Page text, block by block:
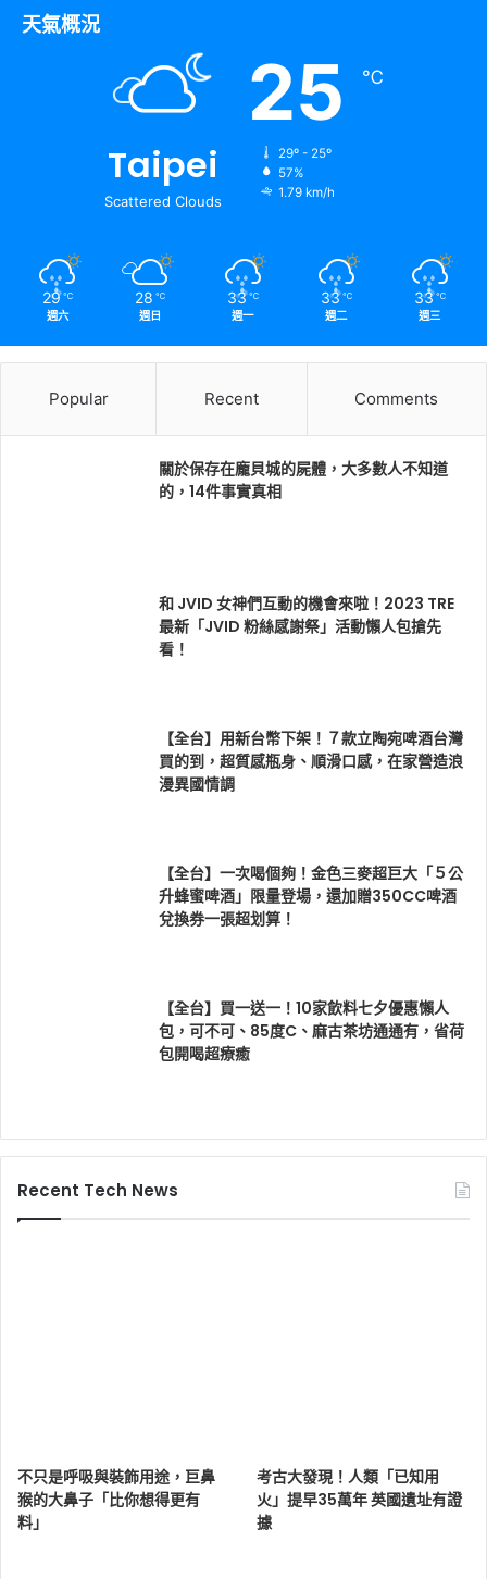
天氣概況
Taipei
Scattered Clouds
25 ℃
29º - 25º
57%
1.79 km/h
29 ℃
週六
28 ℃
週日
33 ℃
週一
33 ℃
週二
33 ℃
週三
Popular Recent Comments
關於保存在龐貝城的屍體，大多數人不知道
的，14件事實真相
和 JVID 女神們互動的機會來啦！2023 TRE
最新「JVID 粉絲感謝祭」活動懶人包搶先
看！
【全台】用新台幣下架！７款立陶宛啤酒台灣
買的到，超質感瓶身、順滑口感，在家營造浪
漫異國情調
【全台】一次喝個夠！金色三麥超巨大「５公
升蜂蜜啤酒」限量登場，還加贈350CC啤酒
兌換券一張超划算！
【全台】買一送一！10家飲料七夕優惠懶人
包，可不可、85度C、麻古茶坊通通有，省荷
包開喝超療癒
Recent Tech News
不只是呼吸與裝飾用途，巨鼻
猴的大鼻子「比你想得更有
料」
考古大發現！人類「已知用
火」提早35萬年 英國遺址有證
據